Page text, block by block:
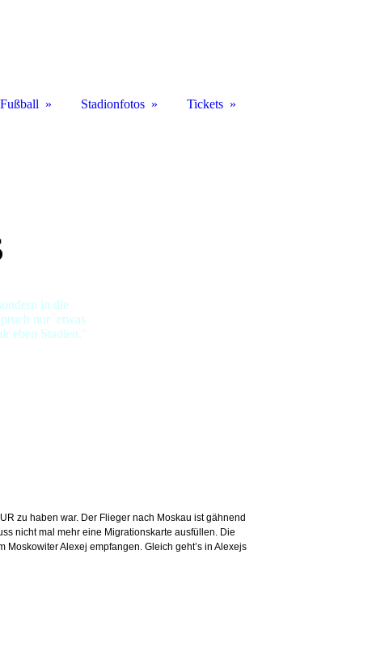
in die
nur etwas
eben Stadien."
zu haben war. Der Flieger nach Moskau ist gähnend
nicht mal mehr eine Migrationskarte ausfüllen. Die
Alexej empfangen. Gleich geht’s in Alexejs
Stadionfotos Tickets